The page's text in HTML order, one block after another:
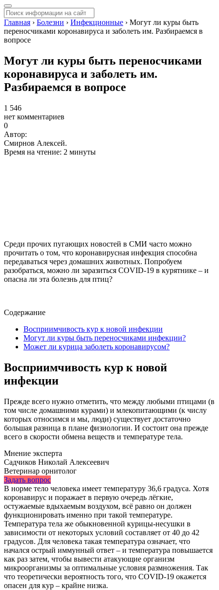
Главная › Болезни › Инфекционные › Могут ли куры быть
переносчиками коронавируса и заболеть им. Разбираемся в
вопросе
Могут ли куры быть переносчиками
коронавируса и заболеть им.
Разбираемся в вопросе
1 546
нет комментариев
0
Автор:
Смирнов Алексей.
Время на чтение: 2 минуты
Среди прочих пугающих новостей в СМИ часто можно
прочитать о том, что коронавирусная инфекция способна
передаваться через домашних животных. Попробуем
разобраться, можно ли заразиться COVID-19 в курятнике – и
опасна ли эта болезнь для птиц?
Содержание
Восприимчивость кур к новой инфекции
Могут ли куры быть переносчиками инфекции?
Может ли курица заболеть коронавирусом?
Восприимчивость кур к новой
инфекции
Прежде всего нужно отметить, что между любыми птицами (в
том числе домашними курами) и млекопитающими (к числу
которых относимся и мы, люди) существует достаточно
большая разница в плане физиологии. И состоит она прежде
всего в скорости обмена веществ и температуре тела.
Мнение эксперта
Садчиков Николай Алексеевич
Ветеринар орнитолог
Задать вопрос
В норме тело человека имеет температуру 36,6 градуса. Хотя
коронавирус и поражает в первую очередь лёгкие,
остужаемые вдыхаемым воздухом, всё равно он должен
функционировать именно при такой температуре.
Температура тела же обыкновенной курицы-несушки в
зависимости от некоторых условий составляет от 40 до 42
градусов. Для человека такая температура означает, что
начался острый иммунный ответ – и температура повышается
как раз затем, чтобы вывести атакующие организм
микроорганизмы за оптимальные условия размножения. Так
что теоретически вероятность того, что COVID-19 окажется
опасен для кур – крайне низка.